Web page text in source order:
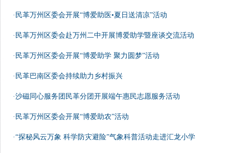
·民革万州区委会开展“博爱助医•夏日送清凉”活动
·民革万州区委会赴万州二中开展博爱助学暨座谈交流活动
·民革万州区委会开展“博爱助学 聚力圆梦”活动
·民革巴南区委会持续助力乡村振兴
·沙磁同心服务团民革分团开展端午惠民志愿服务活动
·民革万州区委会开展“博爱助农”活动
·“探秘风云万象 科学防灾避险”气象科普活动走进汇龙小学